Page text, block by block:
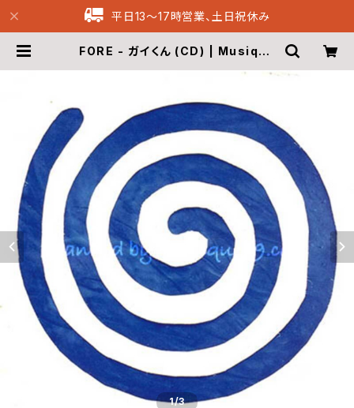
平日13〜17時営業、土日祝休み
FORE - ガイくん (CD) | Musique
1/3